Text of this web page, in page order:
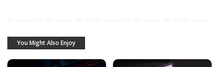
You Might Also Enjoy